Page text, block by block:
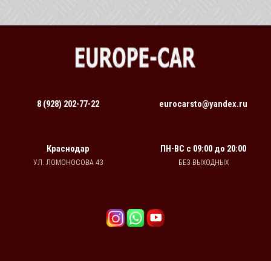
8 (928) 202-77-22 eurocarsto@yandex.ru
Краснодар
УЛ. ЛОМОНОСОВА 43
ПН-ВС с 09:00 до 20:00
БЕЗ ВЫХОДНЫХ